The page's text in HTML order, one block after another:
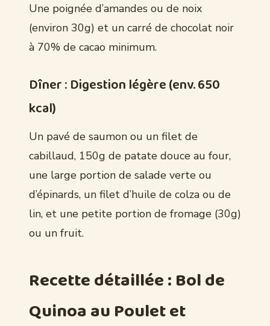
Une poignée d’amandes ou de noix
(environ 30g) et un carré de chocolat noir
à 70% de cacao minimum.
Dîner : Digestion légère (env. 650
kcal)
Un pavé de saumon ou un filet de
cabillaud, 150g de patate douce au four,
une large portion de salade verte ou
d’épinards, un filet d’huile de colza ou de
lin, et une petite portion de fromage (30g)
ou un fruit.
Recette détaillée : Bol de
Quinoa au Poulet et